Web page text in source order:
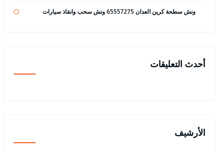
ونش سطحة كرين العدان 65557275 ونش سحب وانقاذ سيارات
أحدث التعليقات
الأرشيف